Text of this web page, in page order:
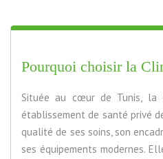
Pourquoi choisir la
Située au cœur de Tunis, la
établissement de santé privé
qualité de ses soins, son
ses équipements modernes.